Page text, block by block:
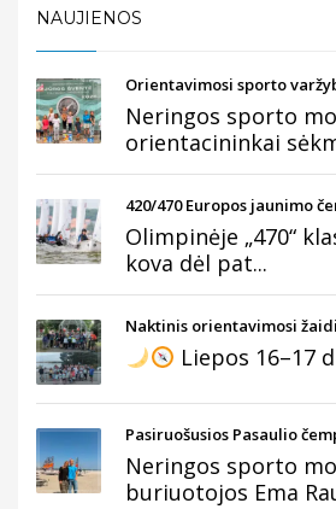
NAUJIENOS
Orientavimosi sporto
Neringos sporto
orientacininkai
420/470 Europos jaunimo
Olimpinėje „470“
kova dėl pat...
Naktinis orientavimosi
Liepos 16–17
Pasiruošusios Pasaulio
Neringos sporto
buriuotojos Ema